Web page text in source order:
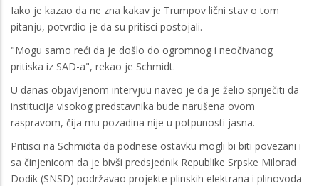
Iako je kazao da ne zna kakav je Trumpov lični stav o tom
pitanju, potvrdio je da su pritisci postojali.
"Mogu samo reći da je došlo do ogromnog i neočivanog
pritiska iz SAD-a", rekao je Schmidt.
U danas objavljenom intervjuu naveo je da je želio spriječiti da
institucija visokog predstavnika bude narušena ovom
raspravom, čija mu pozadina nije u potpunosti jasna.
Pritisci na Schmidta da podnese ostavku mogli bi biti povezani i
sa činjenicom da je bivši predsjednik Republike Srpske Milorad
Dodik (SNSD) podržavao projekte plinskih elektrana i plinovoda